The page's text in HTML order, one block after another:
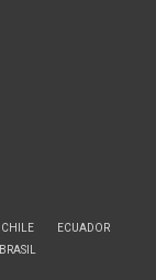
CHILE
BRASIL
ECUADOR